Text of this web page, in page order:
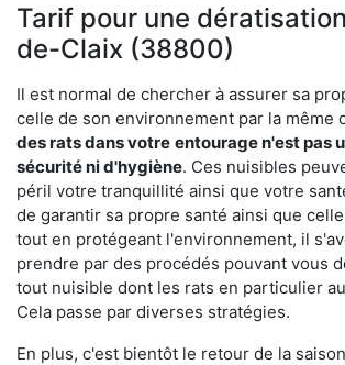
Tarif pour une
de-Claix (38800)
Il est normal de chercher à assurer sa
celle de son environnement par la même
des rats dans votre entourage n'est pas
sécurité ni d'hygiène. Ces nuisibles
péril votre tranquillité ainsi que votre
de garantir sa propre santé ainsi que
tout en protégeant l'environnement, il
prendre par des procédés pouvant vous
tout nuisible dont les rats en particulier
Cela passe par diverses stratégies.
En plus, c'est bientôt le retour de la